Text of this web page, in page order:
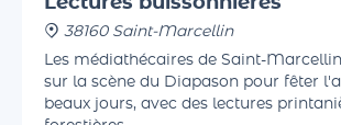
Lectures buissonnières
38160 Saint-Marcellin
Les médiathécaires de Saint-
sur la scène du Diapason pour fêter